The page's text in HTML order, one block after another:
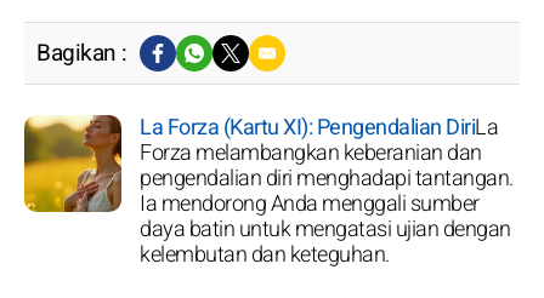
Bagikan :
La Forza (Kartu XI): Pengendalian DiriLa
Forza melambangkan keberanian dan
pengendalian diri menghadapi tantangan.
Ia mendorong Anda menggali sumber
daya batin untuk mengatasi ujian dengan
kelembutan dan keteguhan.